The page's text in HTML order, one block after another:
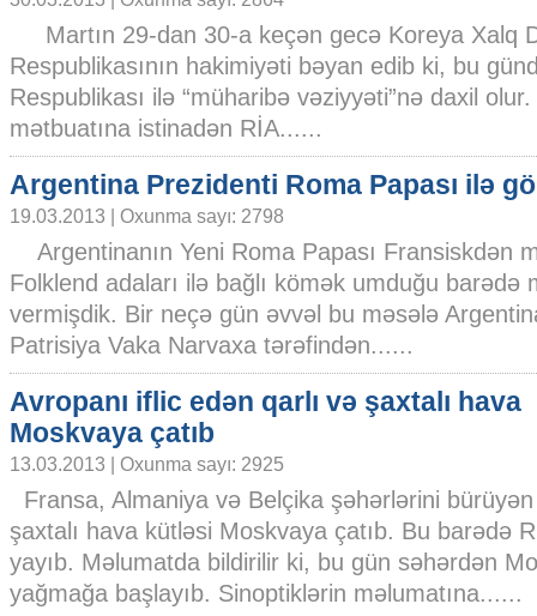
Martın 29-dan 30-a keçən gecə Koreya Xalq
Respublikasının hakimiyəti bəyan edib ki, bu
Respublikası ilə “müharibə vəziyyəti”nə daxil
mətbuatına istinadən RİA......
Argentina Prezidenti Roma Papası ilə
19.03.2013 | Oxunma sayı: 2798
Argentinanın Yeni Roma Papası Fransiskdən
Folklend adaları ilə bağlı kömək umduğu barədə
vermişdik. Bir neçə gün əvvəl bu məsələ
Patrisiya Vaka Narvaxa tərəfindən......
Avropanı iflic edən qarlı və şaxtalı hava
Moskvaya çatıb
13.03.2013 | Oxunma sayı: 2925
Fransa, Almaniya və Belçika şəhərlərini bürüyən
şaxtalı hava kütləsi Moskvaya çatıb. Bu barədə
yayıb. Məlumatda bildirilir ki, bu gün səhərdən
yağmağa başlayıb. Sinoptiklərin məlumatına......